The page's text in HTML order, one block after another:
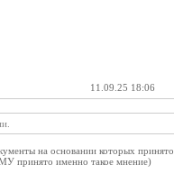
11.09.25 18:06
на основании которых принято
принято именно такое мнение)